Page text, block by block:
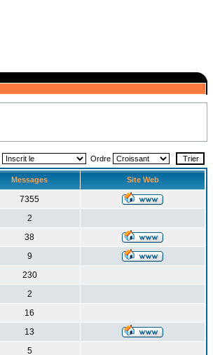
Ordre
Messages Site Web
7355
2
38
9
230
2
16
13
5